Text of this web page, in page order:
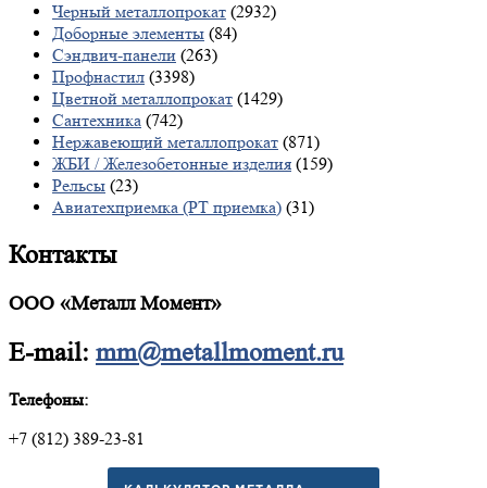
Черный металлопрокат (2932)
Доборные элементы (84)
Сэндвич-панели (263)
Профнастил (3398)
Цветной металлопрокат (1429)
Сантехника (742)
Нержавеющий металлопрокат (871)
ЖБИ / Железобетонные изделия (159)
Рельсы (23)
Авиатехприемка (РТ приемка) (31)
Контакты
ООО «Металл Момент»
E-mail: mm@metallmoment.ru
Телефоны:
+7 (812) 389-23-81